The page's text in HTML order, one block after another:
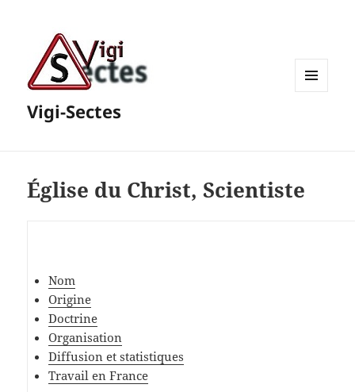
Vigi-Sectes
Église du Christ, Scientiste
Nom
Origine
Doctrine
Organisation
Diffusion et statistiques
Travail en France